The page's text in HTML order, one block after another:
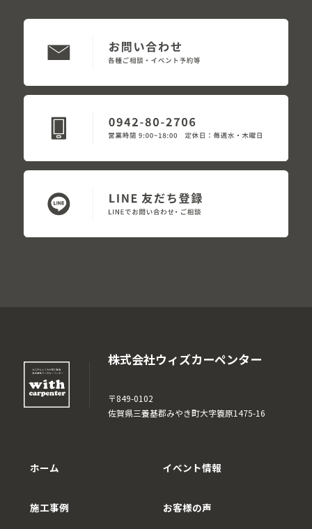
株式会社ウィズカーペンター
〒849-0102
佐賀県三養基郡みやき町大字簑原1475-16
ホーム
施工事例
イベント情報
お客様の声